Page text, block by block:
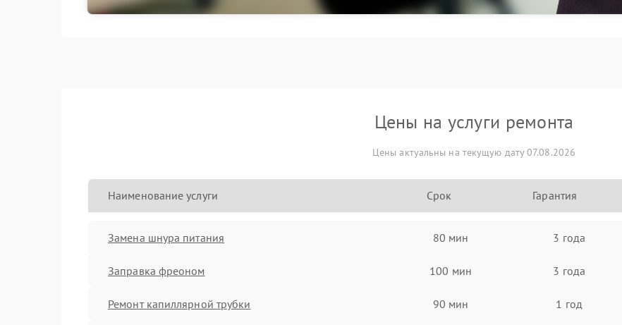
Цены на услуги ремонта
Цены актуальны на текущую дату 07.08.2026
Наименование услуги Срок Гарантия
Замена шнура питания 80 мин 3 года
Заправка фреоном 100 мин 3 года
Ремонт капиллярной трубки 90 мин 1 год